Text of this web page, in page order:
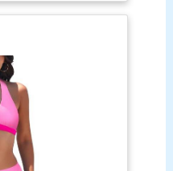
de bain afin
vous puissiez en